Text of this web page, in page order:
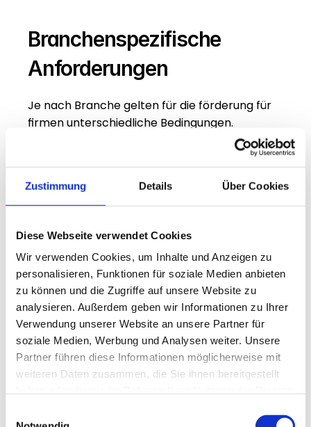
Zustimmung Details Über Cookies
Diese Webseite verwendet Cookies
Wir verwenden Cookies, um Inhalte und Anzeigen zu
personalisieren, Funktionen für soziale Medien anbieten
zu können und die Zugriffe auf unsere Website zu
analysieren. Außerdem geben wir Informationen zu Ihrer
Verwendung unserer Website an unsere Partner für
soziale Medien, Werbung und Analysen weiter. Unsere
Partner führen diese Informationen möglicherweise mit
weiteren Daten zusammen, die Sie ihnen bereitgestellt
Branchenspezifische
Anforderungen
Je nach Branche gelten für die förderung für
firmen unterschiedliche Bedingungen.
Besonders im Handwerk, der IT-Branche und
der Industrie gibt es spezifische Programme,
Herausforderungen zugeschnitten sind. So
profitieren IT-Unternehmen beispielsweise
Handwerksbetriebe häufig Investitionen in
neue Maschinen oder
Energieeffizienzmaßnahmen fördern lassen
können.
Auch Arbeitgeber sollten sich gezielt
informieren, welche Fördermöglichkeiten für
ihre Branche verfügbar sind. Einen kompakten
Überblick bietet der Beitrag Förderung für
Arbeitgeber erklärt. Dort finden Unternehmen
branchenspezifische Hinweise und Tipps zur